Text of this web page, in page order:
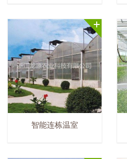
智能连栋温室